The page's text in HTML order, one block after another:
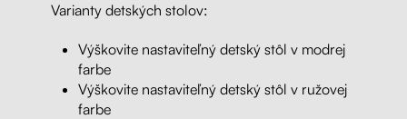
Varianty detských stolov:
Výškovite nastaviteľný detský stôl v modrej
farbe
Výškovite nastaviteľný detský stôl v ružovej
farbe